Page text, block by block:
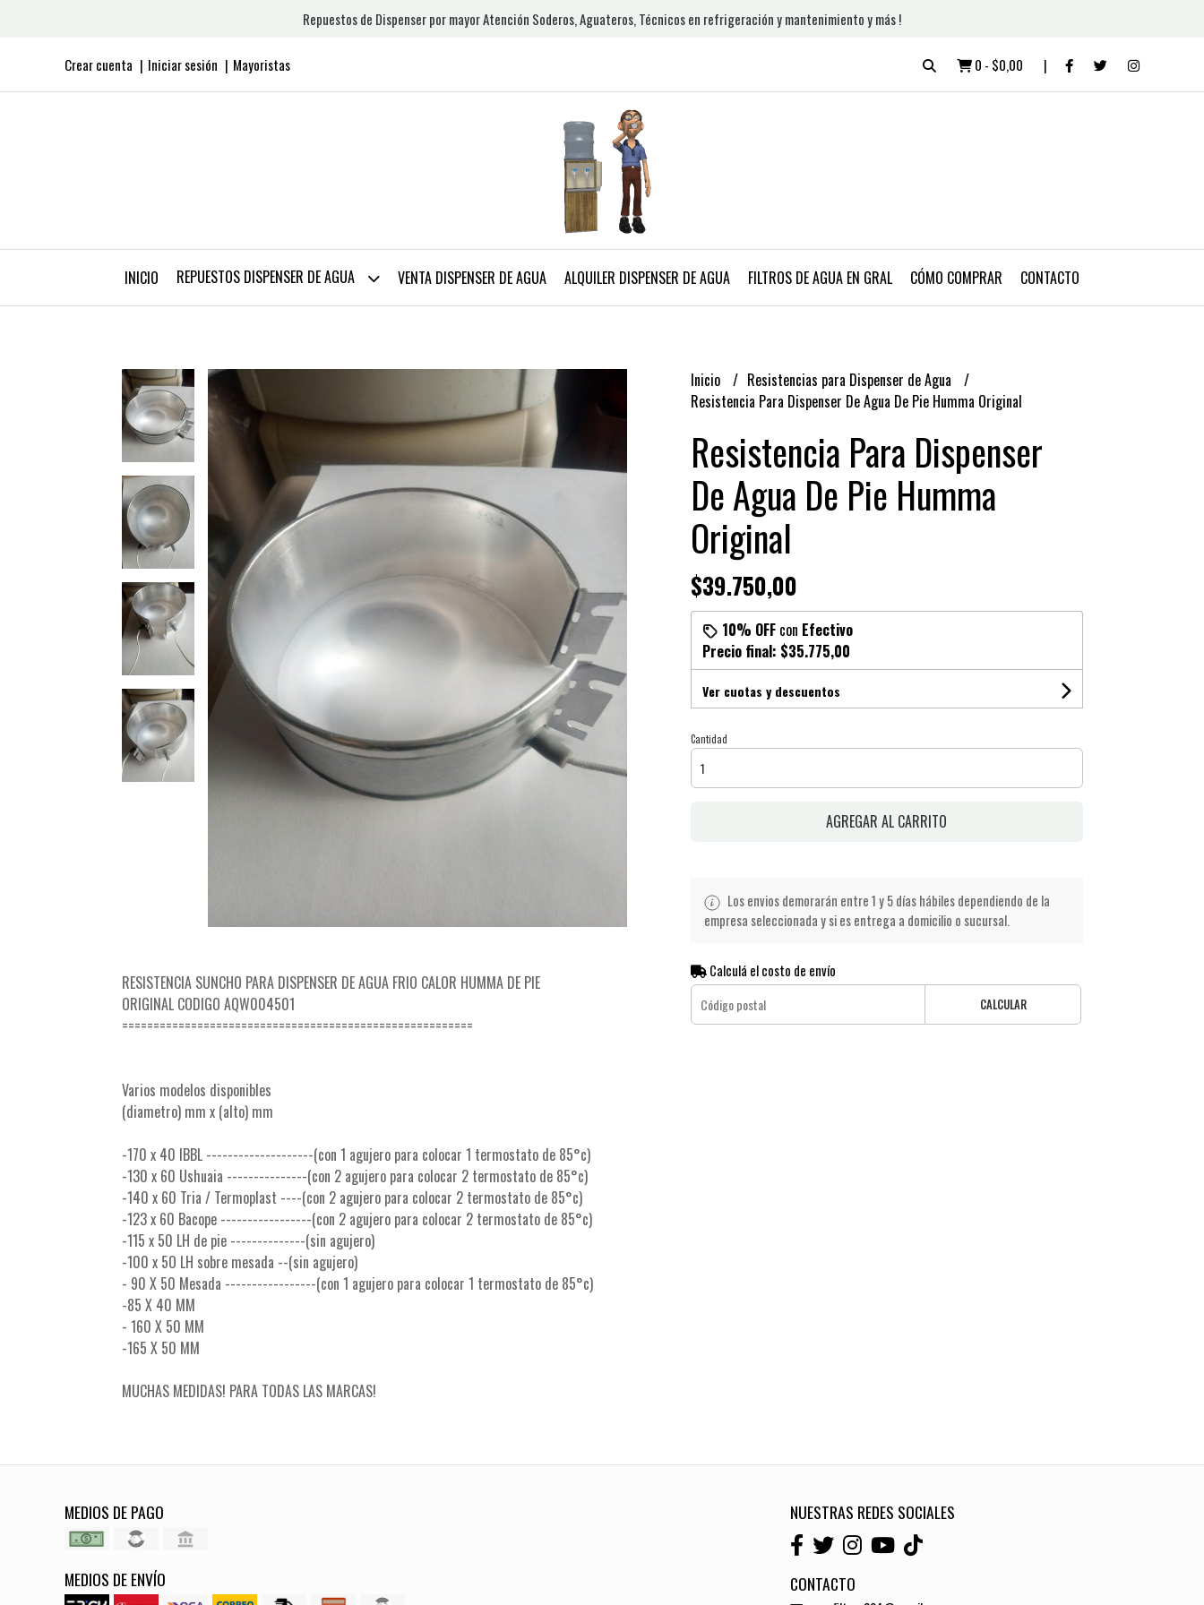
Repuestos de Dispenser por mayor Atención Soderos, Aguateros, Técnicos en refrigeración y mantenimiento y más !
Crear cuenta Iniciar sesión Mayoristas 0 - $0,00
INICIO REPUESTOS DISPENSER DE AGUA VENTA DISPENSER DE AGUA ALQUILER DISPENSER DE AGUA FILTROS DE AGUA EN GRAL CÓMO COMPRAR CONTACTO
RESISTENCIA SUNCHO PARA DISPENSER DE AGUA FRIO CALOR HUMMA DE PIE
ORIGINAL CODIGO AQW004501
========================================================
Varios modelos disponibles
(diametro) mm x (alto) mm
-170 x 40 IBBL --------------------(con 1 agujero para colocar 1 termostato de 85°c)
-130 x 60 Ushuaia ---------------(con 2 agujero para colocar 2 termostato de 85°c)
-140 x 60 Tria / Termoplast ----(con 2 agujero para colocar 2 termostato de 85°c)
-123 x 60 Bacope -----------------(con 2 agujero para colocar 2 termostato de 85°c)
-115 x 50 LH de pie --------------(sin agujero)
-100 x 5O LH sobre mesada --(sin agujero)
- 90 X 50 Mesada -----------------(con 1 agujero para colocar 1 termostato de 85°c)
-85 X 40 MM
- 160 X 50 MM
-165 X 50 MM
MUCHAS MEDIDAS! PARA TODAS LAS MARCAS!
Inicio
Resistencias para Dispenser de Agua
Resistencia Para Dispenser De Agua De Pie Humma Original
Resistencia Para Dispenser
De Agua De Pie Humma
Original
$39.750,00
10% OFFcon Efectivo
Precio final: $35.775,00
Ver cuotas y descuentos
Cantidad
AGREGAR AL CARRITO
Los envios demorarán entre 1 y 5 días hábiles dependiendo de la
empresa seleccionada y si es entrega a domicilio o sucursal.
Calculá el costo de envío
CALCULAR
MEDIOS DE PAGO
MEDIOS DE ENVÍO
NUESTRAS REDES SOCIALES
CONTACTO